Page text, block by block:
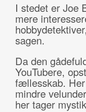
I stedet er Joe
mere
sagen.
Da den
YouTubere,
fællesskab.
mindre
her tager